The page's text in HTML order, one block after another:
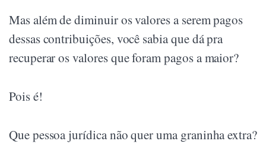
Mas além de diminuir os valores a serem pagos
dessas contribuições, você sabia que dá pra
recuperar os valores que foram pagos a maior?
Pois é!
Que pessoa jurídica não quer uma graninha extra?